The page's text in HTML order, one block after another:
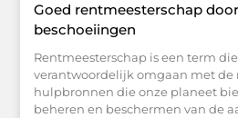
Goed rentmeesterschap
beschoeiingen
Rentmeesterschap is een term
verantwoordelijk omgaan met
hulpbronnen die onze planeet
beheren en beschermen van de